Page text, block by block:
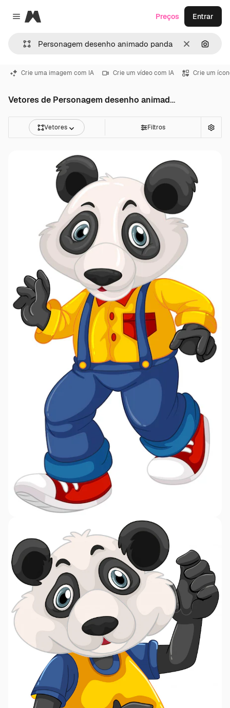
Close menu
Magnific
Limpar
Preços Entrar
Crie uma imagem com IA Crie um vídeo com IA Crie um
Vetores de Personagem desenho animado panda
Vetores Filtros